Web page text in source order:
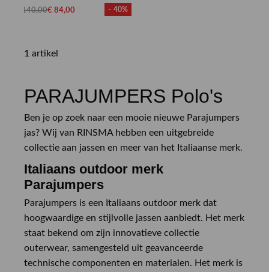
€ 140,00€ 84,00 - 40%
1 artikel
PARAJUMPERS Polo's
Ben je op zoek naar een mooie nieuwe Parajumpers
jas? Wij van RINSMA hebben een uitgebreide
collectie aan jassen en meer van het Italiaanse merk.
Italiaans outdoor merk
Parajumpers
Parajumpers is een Italiaans outdoor merk dat
hoogwaardige en stijlvolle jassen aanbiedt. Het merk
staat bekend om zijn innovatieve collectie
outerwear, samengesteld uit geavanceerde
technische componenten en materialen. Het merk is